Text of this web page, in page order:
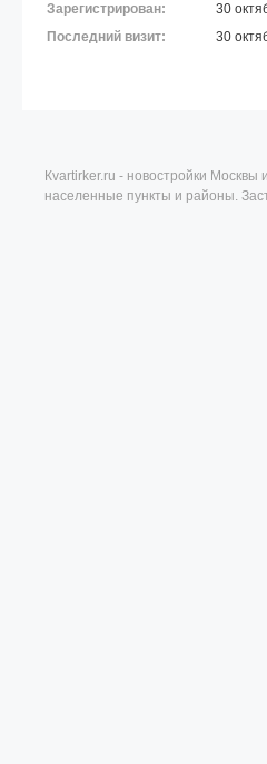
Зарегистрирован:
30
Последний визит:
30
Кvartirker.ru - новостройки
населенные пункты и районы.